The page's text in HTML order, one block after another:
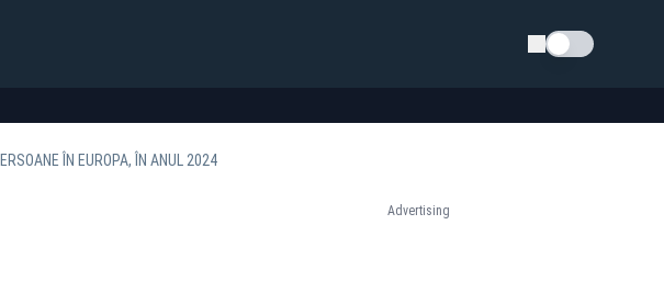
Schimba tema
ÎN EUROPA, ÎN ANUL 2024
Advertising